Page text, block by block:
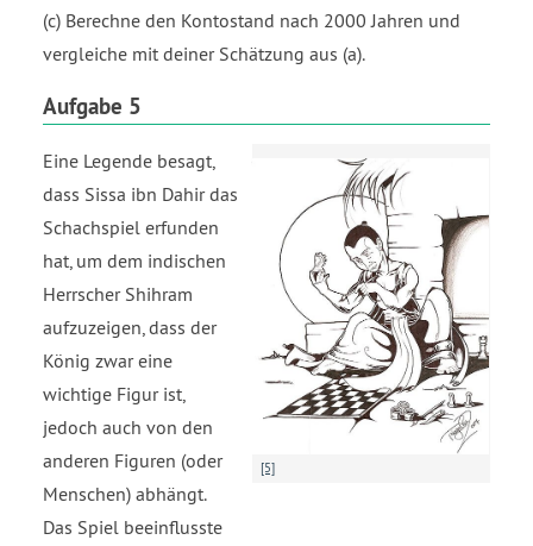
(c) Berechne den Kontostand nach 2000 Jahren und
vergleiche mit deiner Schätzung aus (a).
Aufgabe 5
[5]
Eine Legende besagt,
dass Sissa ibn Dahir das
Schachspiel erfunden
hat, um dem indischen
Herrscher Shihram
aufzuzeigen, dass der
König zwar eine
wichtige Figur ist,
jedoch auch von den
anderen Figuren (oder
Menschen) abhängt.
Das Spiel beeinflusste